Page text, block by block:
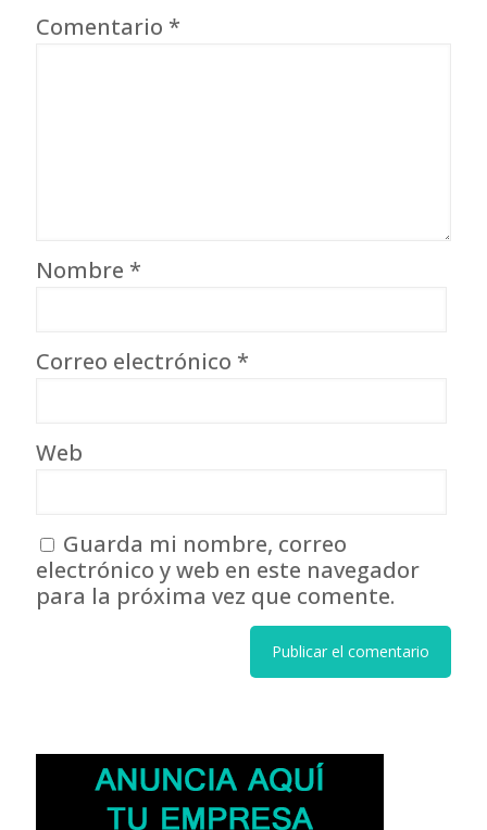
Comentario *
Nombre *
Correo electrónico *
Web
Guarda mi nombre, correo
electrónico y web en este navegador
para la próxima vez que comente.